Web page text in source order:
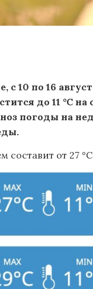
10 по 16
до 11 °C
погоды на
от 27